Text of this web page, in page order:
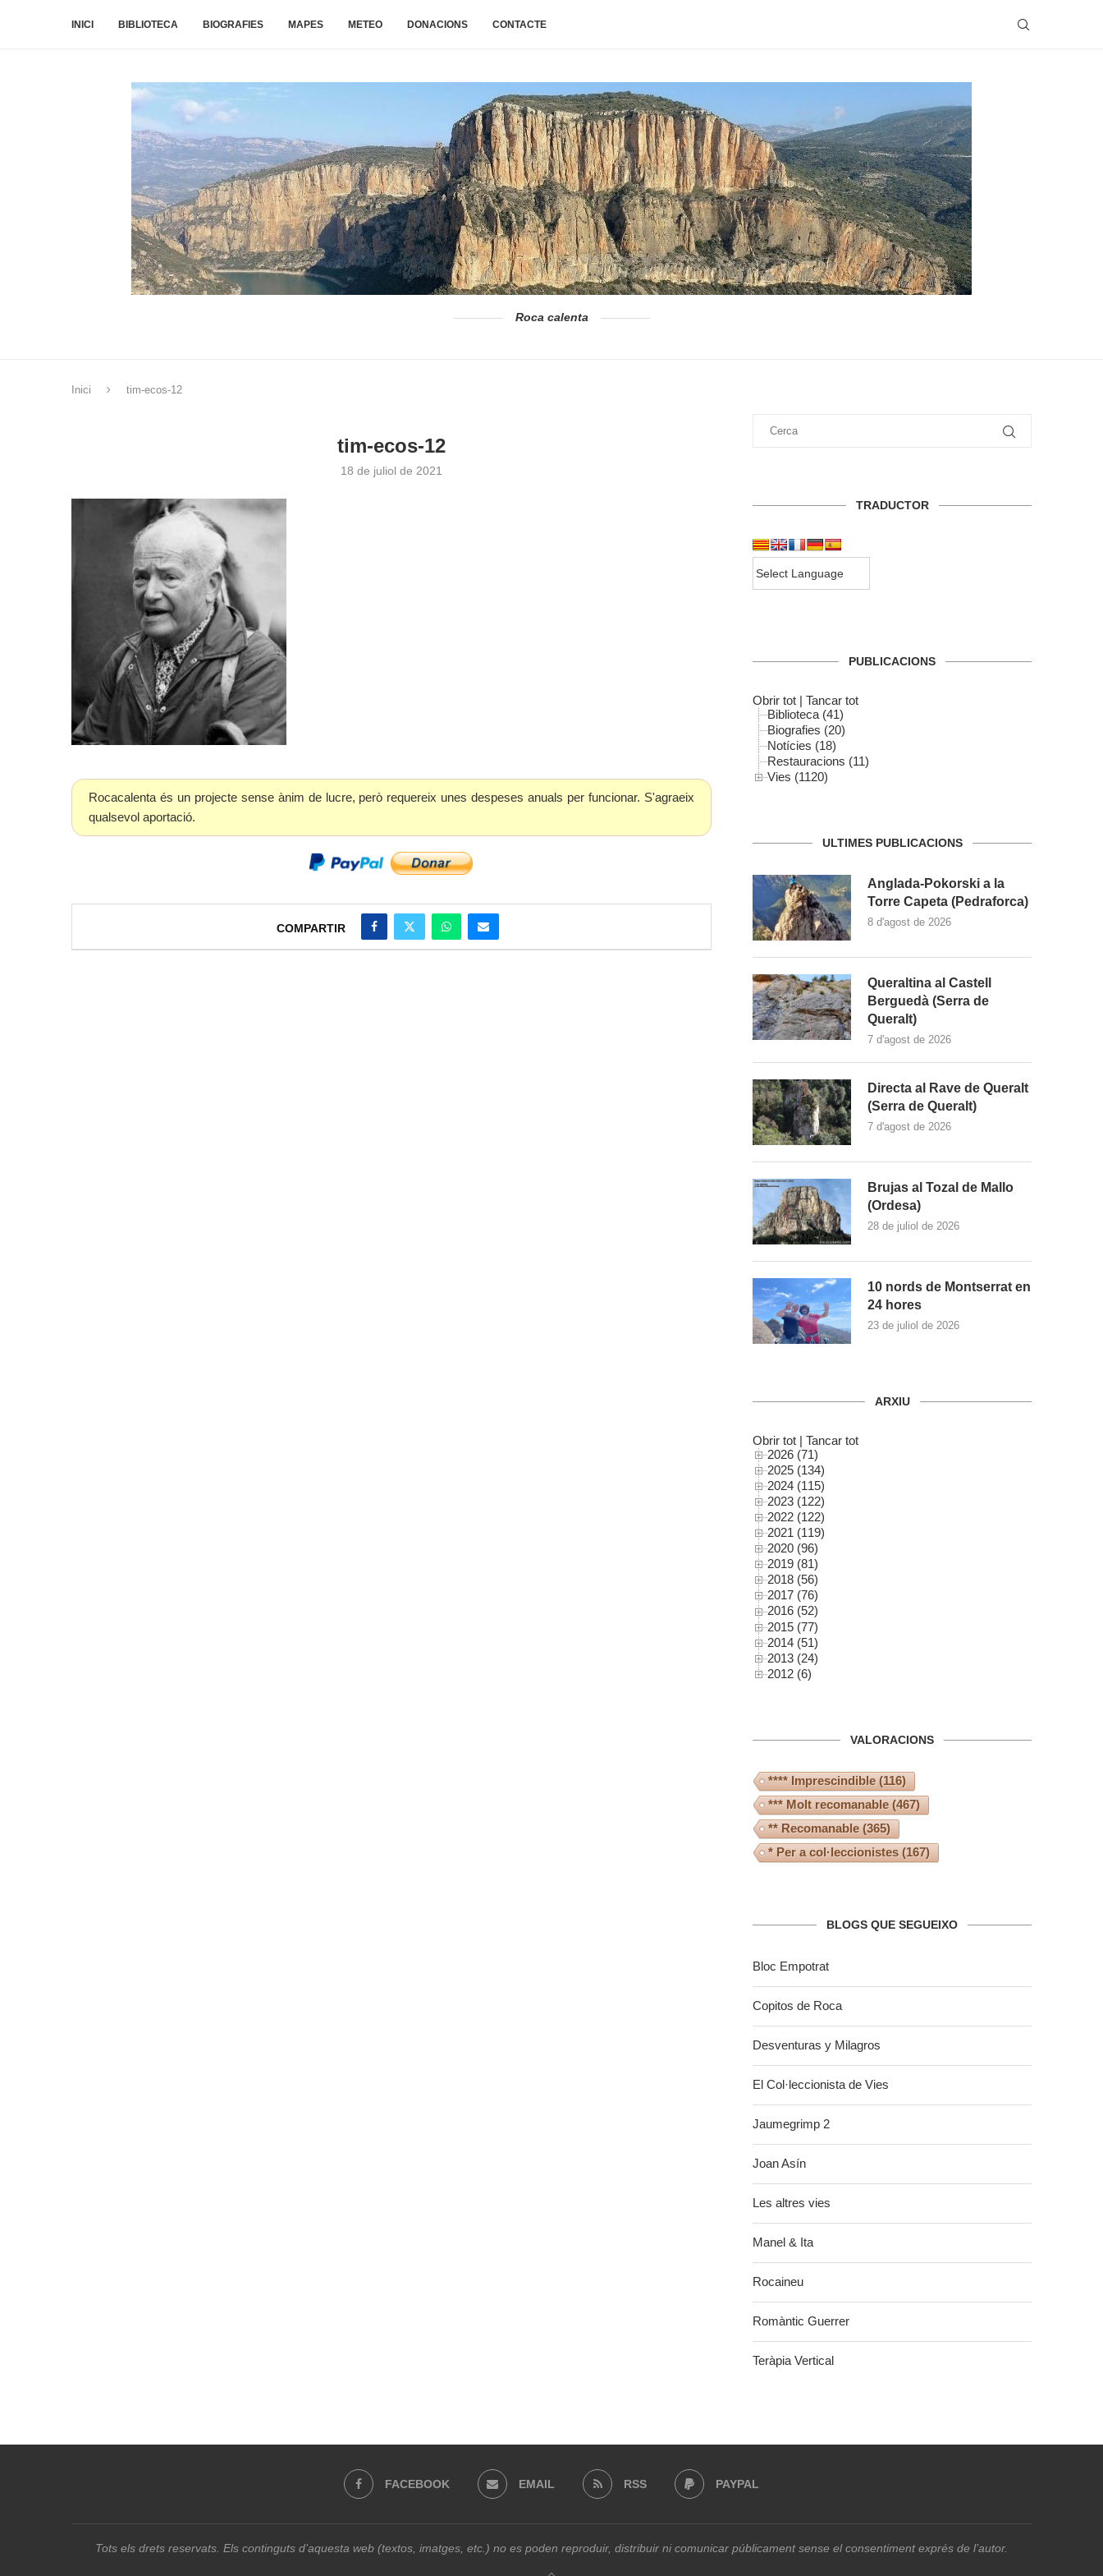
INICI BIBLIOTECA BIOGRAFIES MAPES METEO DONACIONS CONTACTE
Roca calenta
Inici tim-ecos-12
tim-ecos-12
18 de juliol de 2021
Rocacalenta és un projecte sense ànim de lucre, però requereix unes despeses anuals per funcionar. S'agraeix
qualsevol aportació.
COMPARTIR
TRADUCTOR
PUBLICACIONS
Obrir tot | Tancar tot
Biblioteca (41)
Biografies (20)
Notícies (18)
Restauracions (11)
Vies (1120)
ULTIMES PUBLICACIONS
Anglada-Pokorski a la
Torre Capeta (Pedraforca)
8 d'agost de 2026
Queraltina al Castell
Berguedà (Serra de
Queralt)
7 d'agost de 2026
Directa al Rave de Queralt
(Serra de Queralt)
7 d'agost de 2026
Brujas al Tozal de Mallo
(Ordesa)
28 de juliol de 2026
10 nords de Montserrat en
24 hores
23 de juliol de 2026
ARXIU
Obrir tot | Tancar tot
2026 (71)
2025 (134)
2024 (115)
2023 (122)
2022 (122)
2021 (119)
2020 (96)
2019 (81)
2018 (56)
2017 (76)
2016 (52)
2015 (77)
2014 (51)
2013 (24)
2012 (6)
VALORACIONS
**** Imprescindible(116)
*** Molt recomanable(467)
** Recomanable(365)
* Per a col·leccionistes (167)
BLOGS QUE SEGUEIXO
Bloc Empotrat
Copitos de Roca
Desventuras y Milagros
El Col·leccionista de Vies
Jaumegrimp 2
Joan Asín
Les altres vies
Manel & Ita
Rocaineu
Romàntic Guerrer
Teràpia Vertical
FACEBOOK EMAIL RSS PAYPAL
Tots els drets reservats. Els continguts d’aquesta web (textos, imatges, etc.) no es poden reproduir, distribuir ni comunicar públicament sense el consentiment exprés de l’autor.